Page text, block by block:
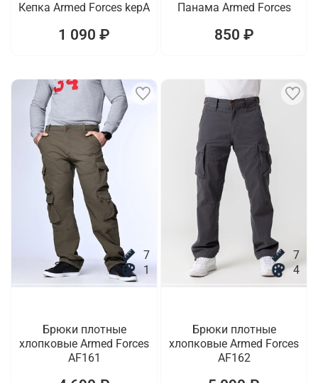
Кепка Armed Forces kepA
1 090 ₽
Панама Armed Forces
850 ₽
7
1
Брюки плотные
хлопковые Armed Forces
AF161
7
4
Брюки плотные
хлопковые Armed Forces
AF162